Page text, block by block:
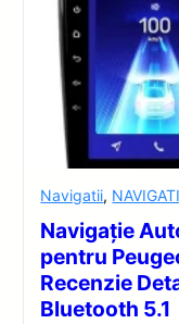
Navigatii,
Navigație
pentru
Recenzie
Bluetooth 5.1